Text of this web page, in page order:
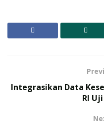
Integrasikan Data
RI